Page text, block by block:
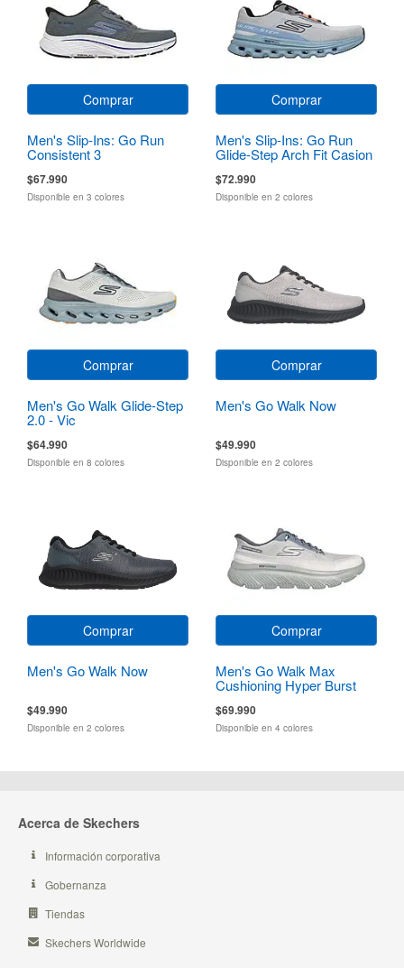
Comprar
Men's Slip-Ins: Go Run
Consistent 3
$67.990
Disponible en 3 colores
Comprar
Men's Slip-Ins: Go Run
Glide-Step Arch Fit Casion
$72.990
Disponible en 2 colores
Comprar
Men's Go Walk Glide-Step
2.0 - Vic
$64.990
Disponible en 8 colores
Comprar
Men's Go Walk Now
$49.990
Disponible en 2 colores
Comprar
Men's Go Walk Now
$49.990
Disponible en 2 colores
Comprar
Men's Go Walk Max
Cushioning Hyper Burst
$69.990
Disponible en 4 colores
Acerca de Skechers
Información corporativa
Gobernanza
Tiendas
Skechers Worldwide